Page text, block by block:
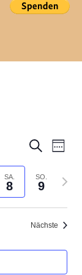
Suche
und
Suche
Woche
SA.
8
SO.
9
Nächste